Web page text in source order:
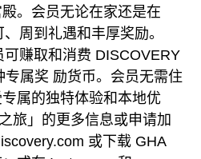
。会员无论在家还是在
周到礼遇和丰厚奖励。
赚取和消费 DISCOVERY
属奖 励货币。会员无需住
属的独特体验和本地优
旅」的更多信息或申请加
或下载 GHA